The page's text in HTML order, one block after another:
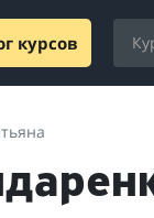
курсов